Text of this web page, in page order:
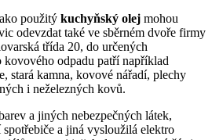
použitý kuchyňský olej mohou
odevzdat také ve sběrném dvoře firmy
třída 20, do určených
odpadu patří například
stará kamna, kovové nářadí, plechy
i neželezných kovů.
a jiných nebezpečných látek,
a jiná vysloužilá elektro